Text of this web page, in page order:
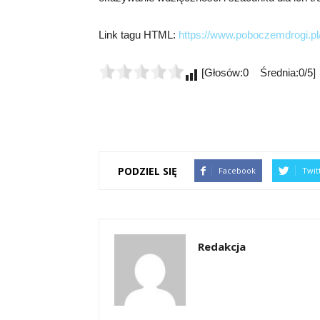
Link tagu HTML: https://
[Głosów:0 Średnia:0/5]
PODZIEL SIĘ Facebook
Redakcja